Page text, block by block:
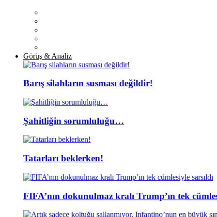
Görüş & Analiz
Barış silahların susması değildir!
Şahitliğin sorumluluğu…
Tatarları beklerken!
FIFA’nın dokunulmaz kralı Trump’ın tek